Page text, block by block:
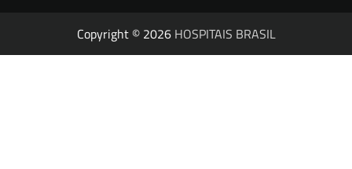
Copyright © 2026 HOSPITAIS BRASIL